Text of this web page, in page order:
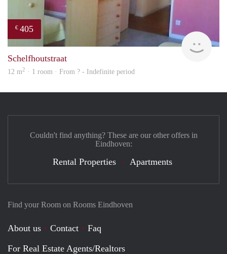
€ 405
Schelfhoutstraat
12 m2 · 1 room · From ? - Indefinite period
Find your Room on Rooms Eindhoven
About us Contact
Faq
For Real Estate Agents/Realtors
Couldn't find anything? These are our other offers in
Eindhoven:
Rental Properties Apartments